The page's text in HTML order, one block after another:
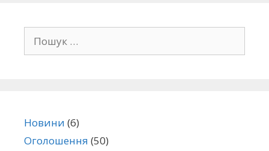
Новини (6)
Оголошення (50)